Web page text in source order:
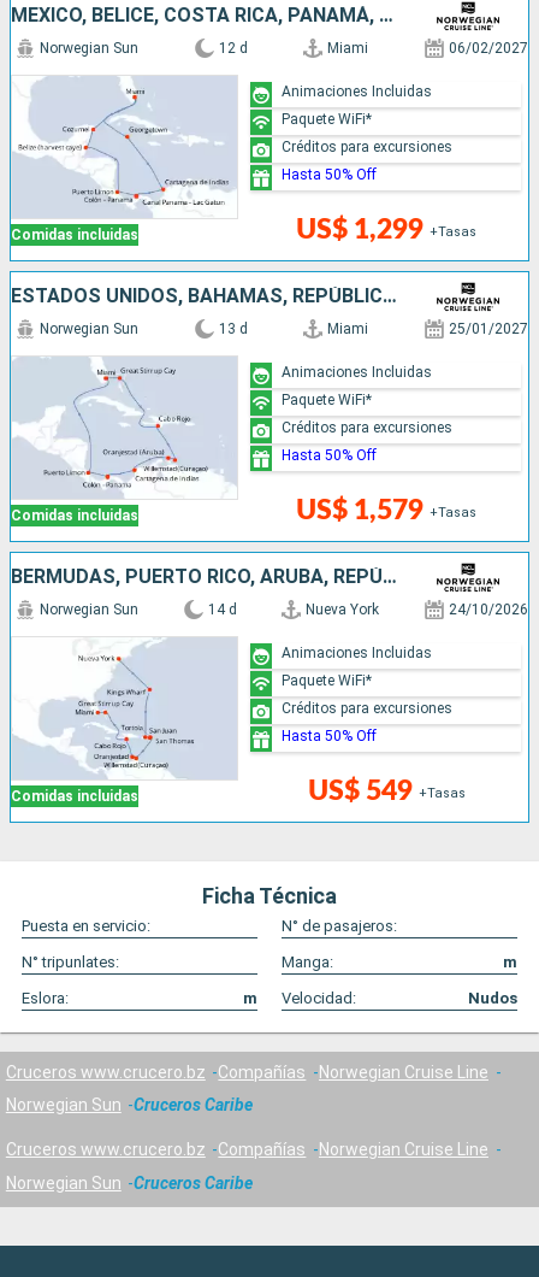
MÉXICO, BELICE, COSTA RICA, PANAMÁ, COLOMBIA, ISLAS CAIMÁN, ESTADOS UNIDOS
Comidas incluidas
Norwegian Sun 12 d Miami 06/02/2027
US$ 1,299 +Tasas
Animaciones Incluidas
Paquete WiFi*
Créditos para excursiones
Hasta 50% Off
ESTADOS UNIDOS, BAHAMAS, REPÚBLICA DOMINICANA, ARUBA, COLOMBIA, PANAMÁ, COSTA RICA
Comidas incluidas
Norwegian Sun 13 d Miami 25/01/2027
US$ 1,579 +Tasas
Animaciones Incluidas
Paquete WiFi*
Créditos para excursiones
Hasta 50% Off
BERMUDAS, PUERTO RICO, ARUBA, REPÚBLICA DOMINICANA, BAHAMAS, ESTADOS UNIDOS
Comidas incluidas
Norwegian Sun 14 d Nueva York 24/10/2026
US$ 549 +Tasas
Animaciones Incluidas
Paquete WiFi*
Créditos para excursiones
Hasta 50% Off
Ficha Técnica
Puesta en servicio:
N° de pasajeros:
N° tripunlates:
Manga:
m
Eslora:
m Velocidad: Nudos
Cruceros www.crucero.bz Compañías
Norwegian Cruise Line
Norwegian Sun
Cruceros Caribe
Cruceros www.crucero.bz Compañías
Norwegian Cruise Line
Norwegian Sun
Cruceros Caribe